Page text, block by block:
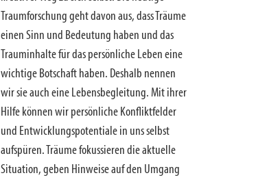
Traumforschung geht davon aus, dass Träume
einen Sinn und Bedeutung haben und das
Trauminhalte für das persönliche Leben eine
wichtige Botschaft haben. Deshalb nennen
wir sie auch eine Lebensbegleitung. Mit ihrer
Hilfe können wir persönliche Konfliktfelder
und Entwicklungspotentiale in uns selbst
aufspüren. Träume fokussieren die aktuelle
Situation, geben Hinweise auf den Umgang